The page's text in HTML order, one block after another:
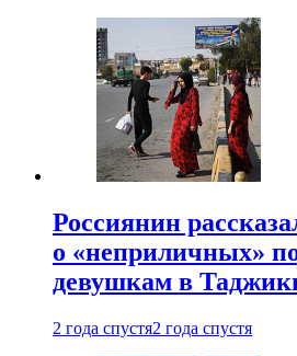
Россиянин
о «неприличных»
девушкам в
2 года спустя2 года спустя